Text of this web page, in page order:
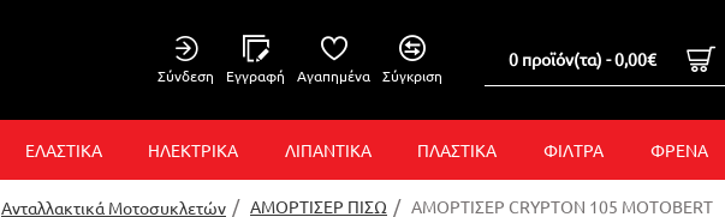
Σύνδεση Εγγραφή Αγαπημένα Σύγκριση
0 προϊόν(τα) - 0,00€
ΕΛΑΣΤΙΚΑ ΗΛΕΚΤΡΙΚΑ ΛΙΠΑΝΤΙΚΑ ΠΛΑΣΤΙΚΑ ΦΙΛΤΡΑ ΦΡΕΝΑ
Ανταλλακτικά Μοτοσυκλετών ΑΜΟΡΤΙΣΕΡ ΠΙΣΩ ΑΜΟΡΤΙΣΕΡ CRYPTON 105 MOTOBERT